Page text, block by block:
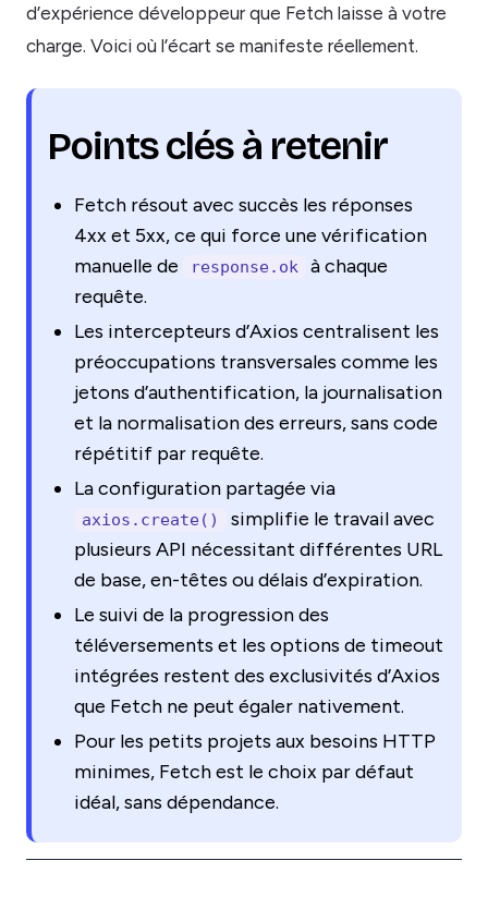
d’expérience développeur que Fetch laisse à votre
charge. Voici où l’écart se manifeste réellement.
Points clés à retenir
Fetch résout avec succès les réponses
4xx et 5xx, ce qui force une vérification
manuelle de
response.ok
à chaque
requête.
Les intercepteurs d’Axios centralisent les
préoccupations transversales comme les
jetons d’authentification, la journalisation
et la normalisation des erreurs, sans code
répétitif par requête.
La configuration partagée via
axios.create()
simplifie le travail avec
plusieurs API nécessitant différentes URL
de base, en-têtes ou délais d’expiration.
Le suivi de la progression des
téléversements et les options de timeout
intégrées restent des exclusivités d’Axios
que Fetch ne peut égaler nativement.
Pour les petits projets aux besoins HTTP
minimes, Fetch est le choix par défaut
idéal, sans dépendance.